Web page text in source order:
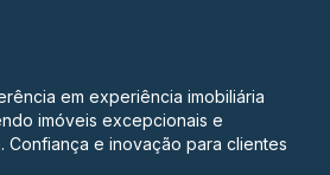
em experiência imobiliária
imóveis excepcionais e
Confiança e inovação para clientes